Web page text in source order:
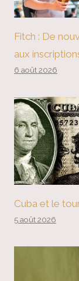
Fitch : De
aux
6 août 2026
Cuba et le
5 août 2026